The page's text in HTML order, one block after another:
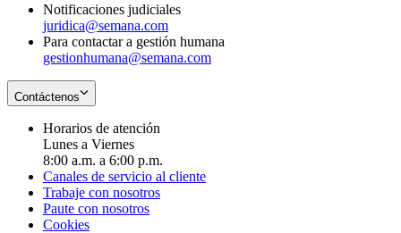
Notificaciones judiciales
juridica@semana.com
Para contactar a gestión humana
gestionhumana@semana.com
Contáctenos
Horarios de atención
Lunes a Viernes
8:00 a.m. a 6:00 p.m.
Canales de servicio al cliente
Trabaje con nosotros
Paute con nosotros
Cookies